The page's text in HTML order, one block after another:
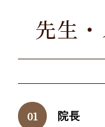
先生
院長